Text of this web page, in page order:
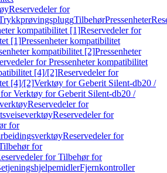
Reservedeler for
TilbehørPressenheter
kompatibilitet [1]Reservedeler for
[1]Pressenheter kompatibilitet
kompatibilitet [2]Pressenheter
for Pressenheter kompatibilitet
[4]/[2]Reservedeler for
[4]/[2]Verktøy for Geberit Silent-db20 /
Verktøy for Geberit Silent-db20 /
Reservedeler for
Reservedeler for
for
Reservedeler for
for
for Tilbehør for
Fjernkontroller